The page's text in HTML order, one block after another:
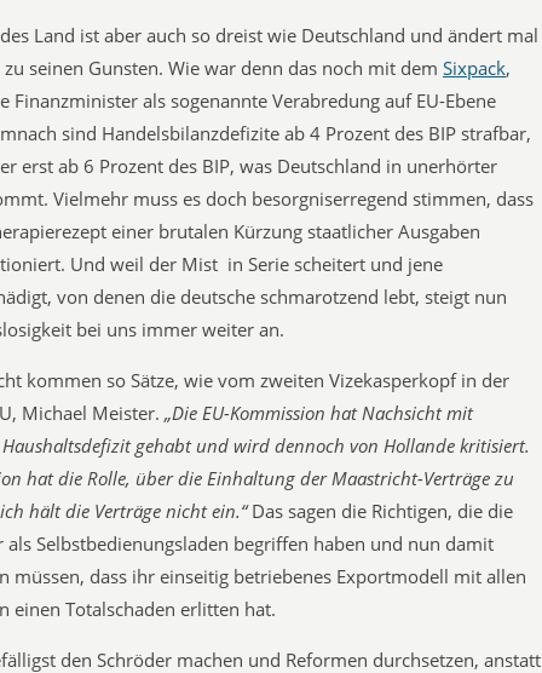
Land ist aber auch so dreist wie Deutschland und ändert mal
seinen Gunsten. Wie war denn das noch mit dem  Sixpack,
Finanzminister als sogenannte Verabredung auf EU-Ebene
sind Handelsbilanzdefizite ab 4 Prozent des BIP strafbar,
erst ab 6 Prozent des BIP, was Deutschland in unerhörter
Vielmehr muss es doch besorgniserregend stimmen, dass
einer brutalen Kürzung staatlicher Ausgaben
Und weil der Mist in Serie scheitert und jene
von denen die deutsche schmarotzend lebt, steigt nun
bei uns immer weiter an.
kommen so Sätze, wie vom zweiten Vizekasperkopf in der
Michael Meister. „Die EU-Kommission hat Nachsicht mit
gehabt und wird dennoch von Hollande kritisiert.
hat die Rolle, über die Einhaltung der Maastricht-Verträge zu
hält die Verträge nicht ein.“Das sagen die Richtigen, die die
als Selbstbedienungsladen begriffen haben und nun damit
müssen, dass ihr einseitig betriebenes Exportmodell mit allen
einen Totalschaden erlitten hat.
den Schröder machen und Reformen durchsetzen, anstatt